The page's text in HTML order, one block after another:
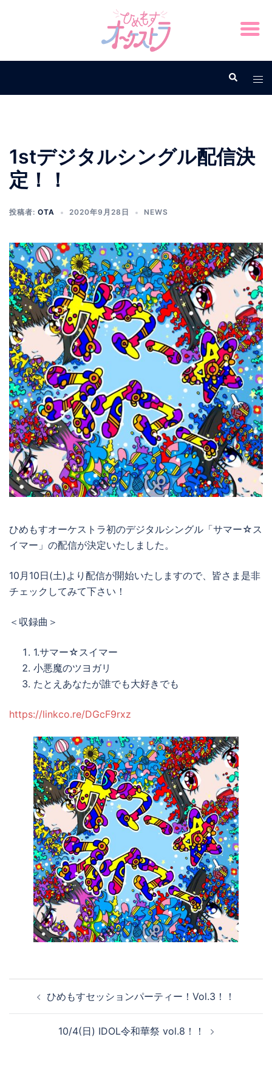
1stデジタルシングル配信決
定！！
投稿者: OTA 2020年9月28日 NEWS
ひめもすオーケストラ初のデジタルシングル「サマー☆ス
イマー」の配信が決定いたしました。
10月10日(土)より配信が開始いたしますので、皆さま是非
チェックしてみて下さい！
＜収録曲＞
1.サマー☆スイマー
小悪魔のツヨガリ
たとえあなたが誰でも大好きでも
https://linkco.re/DGcF9rxz
ひめもすセッションパーティー！Vol.3！！
10/4(日) IDOL令和華祭 vol.8！！